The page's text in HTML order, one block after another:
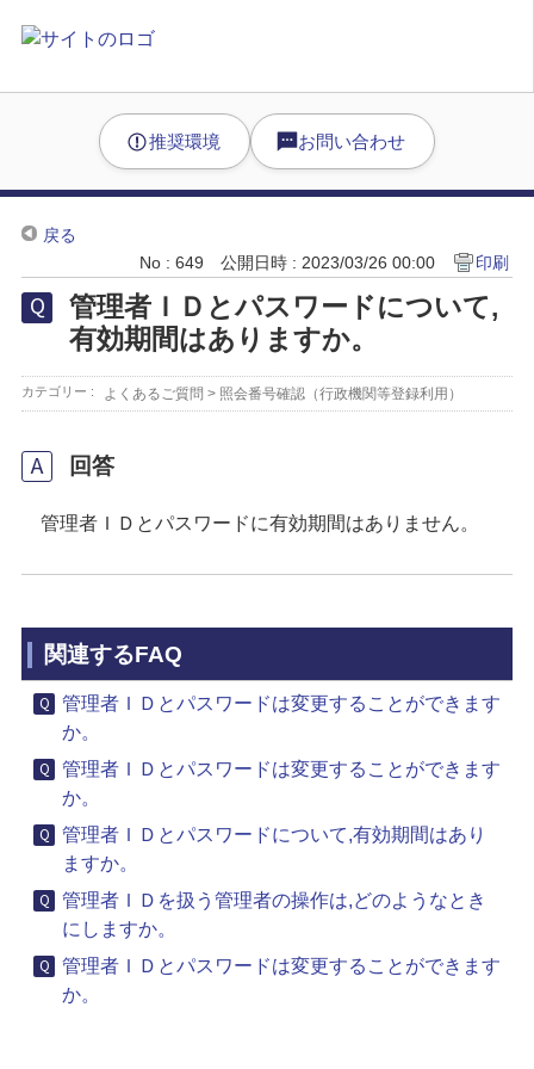
推奨環境 お問い合わせ
戻る
No : 649
公開日時 : 2023/03/26 00:00 印刷
管理者ＩＤとパスワードについて,
有効期間はありますか。
カテゴリー : よくあるご質問 > 照会番号確認（行政機関等登録利用）
回答
管理者ＩＤとパスワードに有効期間はありません。
関連するFAQ
管理者ＩＤとパスワードは変更することができます
か。
管理者ＩＤとパスワードは変更することができます
か。
管理者ＩＤとパスワードについて,有効期間はあり
ますか。
管理者ＩＤを扱う管理者の操作は,どのようなとき
にしますか。
管理者ＩＤとパスワードは変更することができます
か。